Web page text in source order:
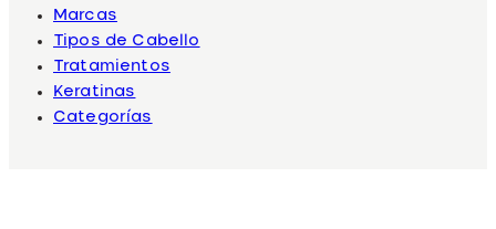
Marcas
Tipos de Cabello
Tratamientos
Keratinas
Categorías